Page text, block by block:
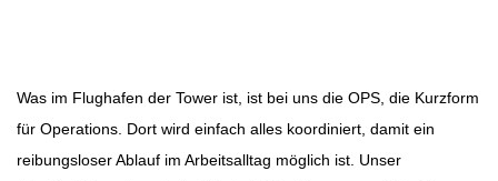
Was im Flughafen der Tower ist, ist bei uns die OPS, die Kurzform
für Operations. Dort wird einfach alles koordiniert, damit ein
reibungsloser Ablauf im Arbeitsalltag möglich ist. Unser